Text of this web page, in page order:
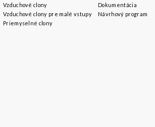
Vzduchové clony
Vzduchové clony pre malé vstupy
Priemyselné clony
Dokumentácia
Návrhový program